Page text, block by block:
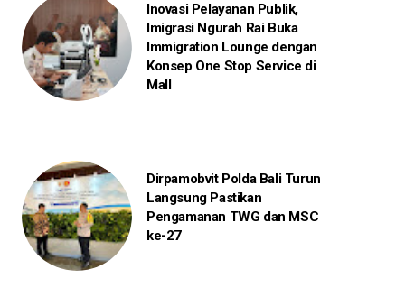
Inovasi Pelayanan Publik,
Imigrasi Ngurah Rai Buka
Immigration Lounge dengan
Konsep One Stop Service di
Mall
Dirpamobvit Polda Bali Turun
Langsung Pastikan
Pengamanan TWG dan MSC
ke-27